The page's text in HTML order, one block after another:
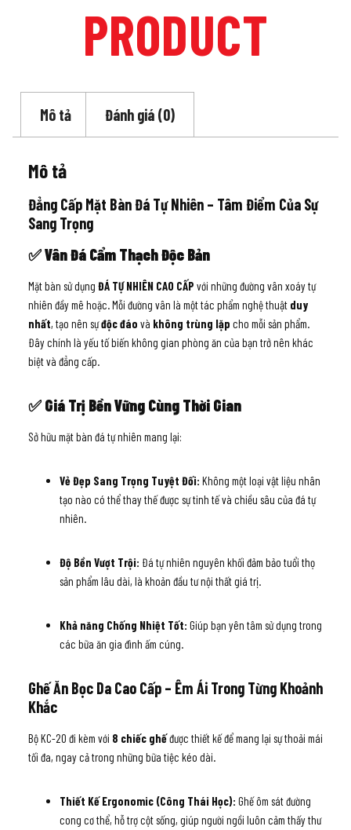
PRODUCT
Mô tả Đánh giá (0)
Mô tả
Đẳng Cấp Mặt Bàn Đá Tự Nhiên – Tâm Điểm Của Sự
Sang Trọng
✅Vân Đá Cẩm Thạch Độc Bản
Mặt bàn sử dụng ĐÁ TỰ NHIÊN CAO CẤP với những đường vân xoáy tự
nhiên đầy mê hoặc. Mỗi đường vân là một tác phẩm nghệ thuật duy
nhất, tạo nên sựđộc đáo và không trùng lặp cho mỗi sản phẩm.
Đây chính là yếu tố biến không gian phòng ăn của bạn trở nên khác
biệt và đẳng cấp.
✅ Giá Trị Bền Vững Cùng Thời Gian
Sở hữu mặt bàn đá tự nhiên mang lại:
Vẻ Đẹp Sang Trọng Tuyệt Đối: Không một loại vật liệu nhân
tạo nào có thể thay thế được sự tinh tế và chiều sâu của đá tự
nhiên.
Độ Bền Vượt Trội: Đá tự nhiên nguyên khối đảm bảo tuổi thọ
sản phẩm lâu dài, là khoản đầu tư nội thất giá trị.
Khả năng Chống Nhiệt Tốt: Giúp bạn yên tâm sử dụng trong
các bữa ăn gia đình ấm cúng.
Ghế Ăn Bọc Da Cao Cấp – Êm Ái Trong Từng Khoảnh
Khắc
Bộ KC-20 đi kèm với 8 chiếc ghếđược thiết kế để mang lại sự thoải mái
tối đa, ngay cả trong những bữa tiệc kéo dài.
Thiết Kế Ergonomic (Công Thái Học): Ghế ôm sát đường
cong cơ thể, hỗ trợ cột sống, giúp người ngồi luôn cảm thấy thư